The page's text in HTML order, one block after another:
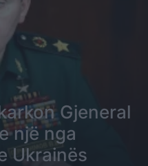
Gjeneral
një nga
Ukrainës